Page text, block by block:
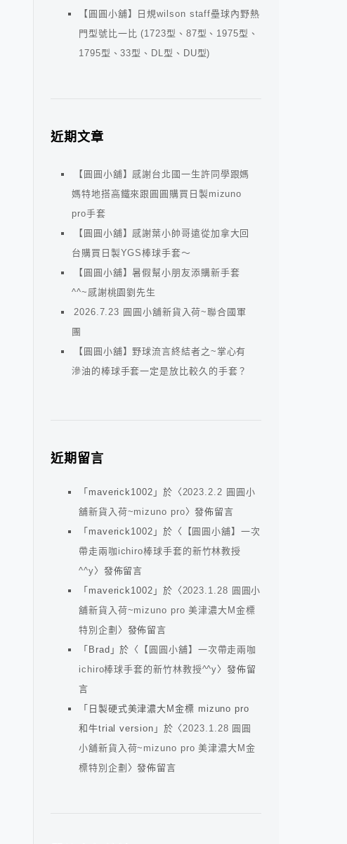
【圓圓小舖】日規wilson staff壘球內野熱
門型號比一比 (1723型、87型、1975型、
1795型、33型、DL型、DU型)
近期文章
【圓圓小舖】感謝台北國一生許同學跟媽
媽特地搭高鐵來跟圓圓購買日製mizuno
pro手套
【圓圓小舖】感謝葉小帥哥遠從加拿大回
台購買日製YGS棒球手套～
【圓圓小舖】暑假幫小朋友添購新手套
^^~感謝桃園劉先生
2026.7.23 圓圓小舖新貨入荷~聯合國軍
團
【圓圓小舖】野球流言終結者之~掌心有
滲油的棒球手套一定是放比較久的手套？
近期留言
「 maverick1002 」於〈2023.2.2 圓圓小
舖新貨入荷~mizuno pro〉發佈留言
「 maverick1002 」於〈
【圓圓小舖】一次
帶走兩咖ichiro棒球手套的新竹林教授
^^y〉發佈留言
「 maverick1002 」於〈2023.1.28 圓圓小
舖新貨入荷~mizuno pro 美津濃大M金標
特別企劃 〉發佈留言
「 Brad 」於〈
【圓圓小舖】一次帶走兩咖
ichiro棒球手套的新竹林教授^^y〉發佈留
言
「 日製硬式美津濃大M金標 mizuno pro
和牛trial version 」於〈2023.1.28 圓圓
小舖新貨入荷~mizuno pro 美津濃大M金
標特別企劃 〉發佈留言